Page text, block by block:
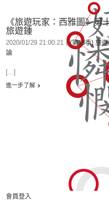
《旅遊玩家：西雅圖》
旅遊鍾
2020/01/29 21:00:21 | (第18季) 旅
論
[...]
進一步了解
會員登入